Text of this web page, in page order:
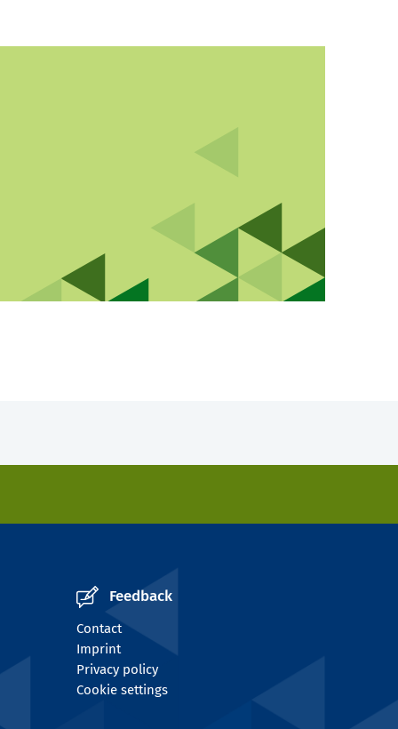
Feedback
Contact
Imprint
Privacy policy
Cookie settings